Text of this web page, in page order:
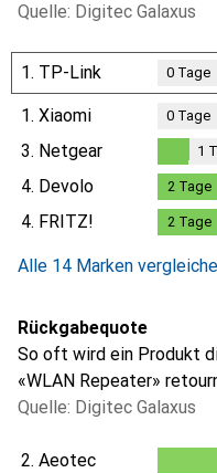
Quelle: Digitec Galaxus
1. TP-Link 0Tage
1. Xiaomi 0Tage
3. Netgear
Tag
1
4. Devolo 2 Tage
4. FRITZ! 2 Tage
Alle 14 Marken
Rückgabequote
So oft wird ein Produkt
«WLAN Repeater»
Quelle: Digitec Galaxus
2. Aeotec